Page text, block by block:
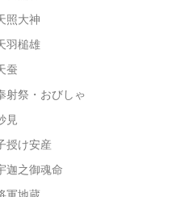
照大神
羽槌雄
蚕
射祭・おびしゃ
見
授け安産
迦之御魂命